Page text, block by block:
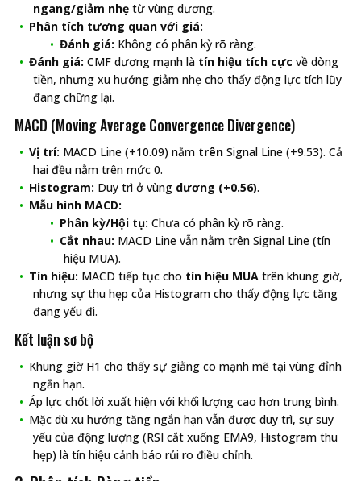
ngang/giảm nhẹ từ vùng dương.
Phân tích tương quan với giá:
Đánh giá: Không có phân kỳ rõ ràng.
Đánh giá: CMF dương mạnh là tín hiệu tích cực về dòng
tiền, nhưng xu hướng giảm nhẹ cho thấy động lực tích lũy
đang chững lại.
MACD (Moving Average Convergence Divergence)
Vị trí: MACD Line (+10.09) nằm trên Signal Line (+9.53). Cả
hai đều nằm trên mức 0.
Histogram: Duy trì ở vùng dương (+0.56).
Mẫu hình MACD:
Phân kỳ/Hội tụ: Chưa có phân kỳ rõ ràng.
Cắt nhau: MACD Line vẫn nằm trên Signal Line (tín
hiệu MUA).
Tín hiệu: MACD tiếp tục cho tín hiệu MUA trên khung giờ,
nhưng sự thu hẹp của Histogram cho thấy động lực tăng
đang yếu đi.
Kết luận sơ bộ
Khung giờ H1 cho thấy sự giằng co mạnh mẽ tại vùng đỉnh
ngắn hạn.
Áp lực chốt lời xuất hiện với khối lượng cao hơn trung bình.
Mặc dù xu hướng tăng ngắn hạn vẫn được duy trì, sự suy
yếu của động lượng (RSI cắt xuống EMA9, Histogram thu
hẹp) là tín hiệu cảnh báo rủi ro điều chỉnh.